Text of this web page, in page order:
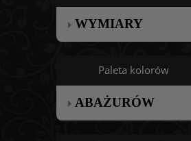
WYMIARY
Paleta kolorów
ABAŻURÓW